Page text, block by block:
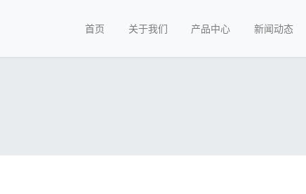
首页 关于我们 产品中心 新闻动态